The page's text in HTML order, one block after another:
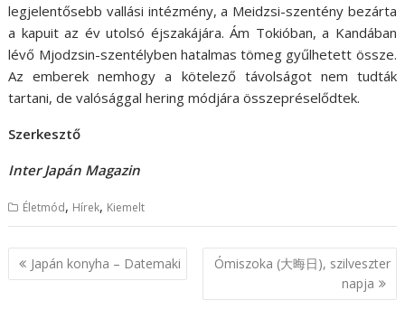
legjelentősebb vallási intézmény, a Meidzsi-szentény bezárta
a kapuit az év utolsó éjszakájára. Ám Tokióban, a Kandában
lévő Mjodzsin-szentélyben hatalmas tömeg gyűlhetett össze.
Az emberek nemhogy a kötelező távolságot nem tudták
tartani, de valósággal hering módjára összepréselődtek.
Szerkesztő
Inter Japán Magazin
Életmód, Hírek, Kiemelt
B
e
Japán konyha – Datemaki
Ómiszoka (大晦日), szilveszter
napja